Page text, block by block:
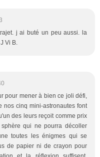
j ai buté un peu aussi. la
Vi B.
pour mener à bien ce joli défi,
nos cinq mini-astronautes font
des leurs reçoit comme prix
qui ne pourra décoller
toutes les énigmes qui se
de papier ni de crayon pour